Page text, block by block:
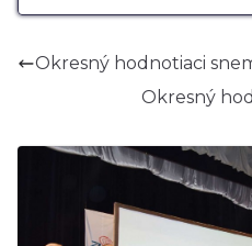
Okresný hodnotiaci
Okresný